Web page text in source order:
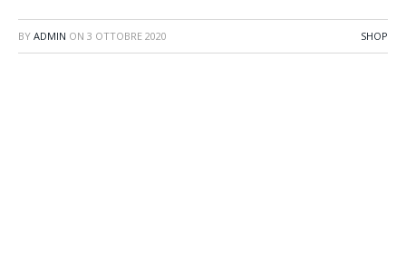
BY ADMIN ON 3 OTTOBRE 2020 SHOP